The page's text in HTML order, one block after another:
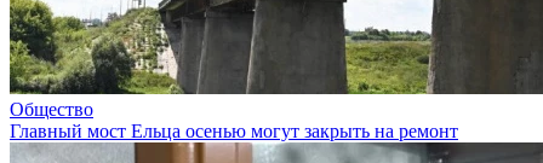
Общество
Главный мост Ельца осенью могут закрыть на ремонт